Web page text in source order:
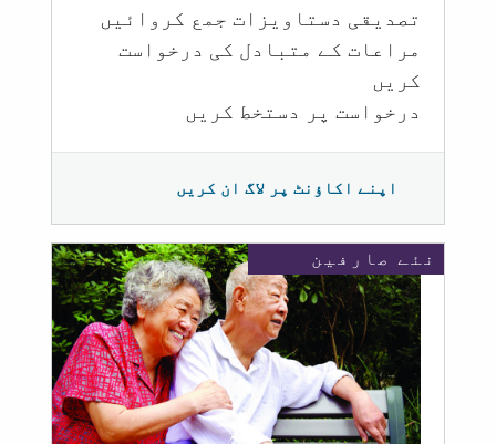
تصدیقی دستاویزات جمع کروائیں
مراعات کے متبادل کی درخواست
کریں
درخواست پر دستخط کریں
اپنے اکاؤنٹ پر لاگ ان کریں
نئے صارفین